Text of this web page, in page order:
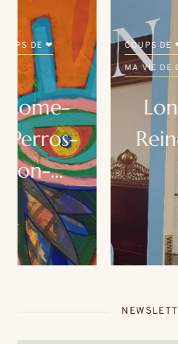
COUPS DE ❤ INSOLITE
MA VIE DE CHÂTEAU
Londres.
Reine
son